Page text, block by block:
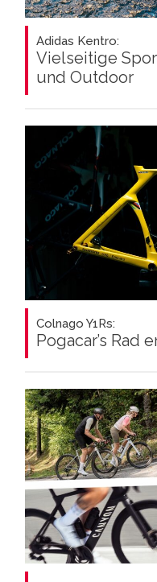
Adidas Kentro:
Vielseitige
und Outdoor
Colnago Y1Rs:
Pogacar’s Rad